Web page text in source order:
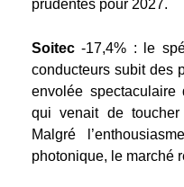
prudentes pour 2027.
Soitec-17,4% : le
conducteurs subit des
envolée
qui venait de
Malgré
photonique, le marché